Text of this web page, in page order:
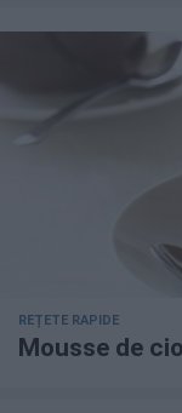
REȚETE RAPIDE
Mousse de